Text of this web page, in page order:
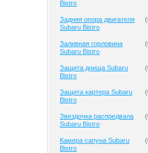
Bistro
Задняя опора двигателя
Subaru Bistro
(
Заливная горловина
Subaru Bistro
(
Защита днища Subaru
Bistro
(
Защита картера Subaru
Bistro
(
Звездочка распредвала
Subaru Bistro
(
Камера сапуна Subaru
Bistro
(